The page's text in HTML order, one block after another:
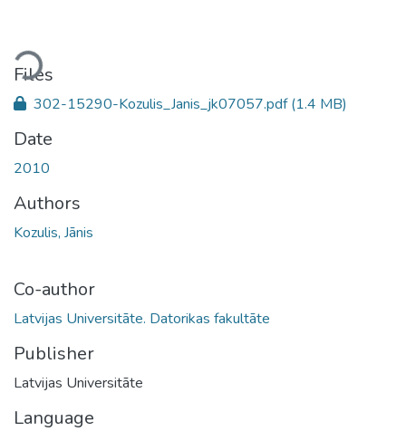
Files
302-15290-Kozulis_Janis_jk07057.pdf(1.4 MB)
Date
2010
Authors
Kozulis, Jānis
Co-author
Latvijas Universitāte. Datorikas fakultāte
Publisher
Latvijas Universitāte
Language